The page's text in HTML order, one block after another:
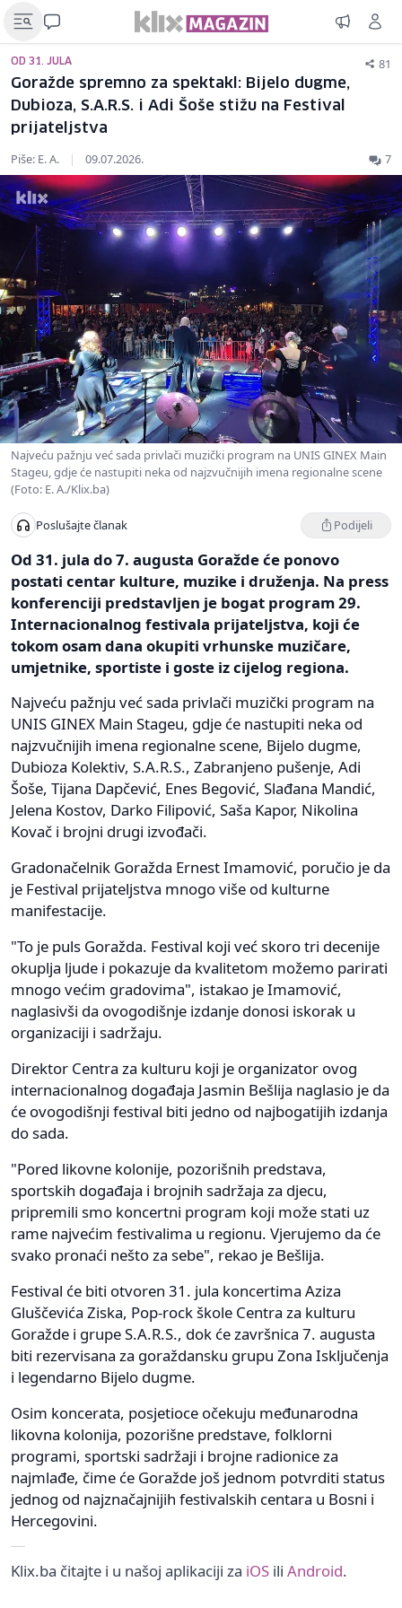
OD 31. JULA 81
Goražde spremno za spektakl: Bijelo dugme,
Dubioza, S.A.R.S. i Adi Šoše stižu na Festival
prijateljstva
Piše: E. A. | 09.07.2026. 7
Najveću pažnju već sada privlači muzički program na UNIS GINEX Main
Stageu, gdje će nastupiti neka od najzvučnijih imena regionalne scene
(Foto: E. A./Klix.ba)
Poslušajte članak Podijeli
Od 31. jula do 7. augusta Goražde će ponovo
postati centar kulture, muzike i druženja. Na press
konferenciji predstavljen je bogat program 29.
Internacionalnog festivala prijateljstva, koji će
tokom osam dana okupiti vrhunske muzičare,
umjetnike, sportiste i goste iz cijelog regiona.
Najveću pažnju već sada privlači muzički program na
UNIS GINEX Main Stageu, gdje će nastupiti neka od
najzvučnijih imena regionalne scene, Bijelo dugme,
Dubioza Kolektiv, S.A.R.S., Zabranjeno pušenje, Adi
Šoše, Tijana Dapčević, Enes Begović, Slađana Mandić,
Jelena Kostov, Darko Filipović, Saša Kapor, Nikolina
Kovač i brojni drugi izvođači.
Gradonačelnik Goražda Ernest Imamović, poručio je da
je Festival prijateljstva mnogo više od kulturne
manifestacije.
"To je puls Goražda. Festival koji već skoro tri decenije
okuplja ljude i pokazuje da kvalitetom možemo parirati
mnogo većim gradovima", istakao je Imamović,
naglasivši da ovogodišnje izdanje donosi iskorak u
organizaciji i sadržaju.
Direktor Centra za kulturu koji je organizator ovog
internacionalnog događaja Jasmin Bešlija naglasio je da
će ovogodišnji festival biti jedno od najbogatijih izdanja
do sada.
"Pored likovne kolonije, pozorišnih predstava,
sportskih događaja i brojnih sadržaja za djecu,
pripremili smo koncertni program koji može stati uz
rame najvećim festivalima u regionu. Vjerujemo da će
svako pronaći nešto za sebe", rekao je Bešlija.
Festival će biti otvoren 31. jula koncertima Aziza
Gluščevića Ziska, Pop-rock škole Centra za kulturu
Goražde i grupe S.A.R.S., dok će završnica 7. augusta
biti rezervisana za goraždansku grupu Zona Isključenja
i legendarno Bijelo dugme.
Osim koncerata, posjetioce očekuju međunarodna
likovna kolonija, pozorišne predstave, folklorni
programi, sportski sadržaji i brojne radionice za
najmlađe, čime će Goražde još jednom potvrditi status
jednog od najznačajnijih festivalskih centara u Bosni i
Hercegovini.
Klix.ba čitajte i u našoj aplikaciji za iOS ili Android.